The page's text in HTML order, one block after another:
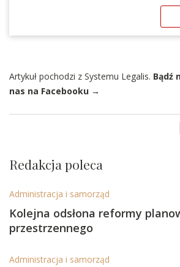
Artykuł pochodzi z Systemu Legalis. Bądź
nas na Facebooku →
Redakcja poleca
Administracja i samorząd
Kolejna odsłona reformy
przestrzennego
Administracja i samorząd